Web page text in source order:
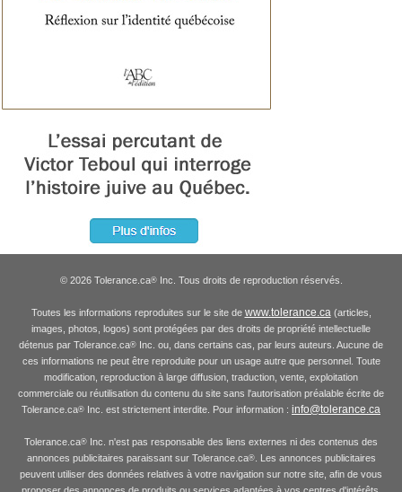
© 2026 Tolerance.ca®Inc. Tous droits de reproduction réservés.
Toutes les informations reproduites sur le site de www.tolerance.ca(articles,
images, photos, logos) sont protégées par des droits de propriété intellectuelle
détenus par Tolerance.ca® Inc. ou, dans certains cas, par leurs auteurs. Aucune de
ces informations ne peut être reproduite pour un usage autre que personnel. Toute
modification, reproduction à large diffusion, traduction, vente, exploitation
commerciale ou réutilisation du contenu du site sans l'autorisation préalable écrite de
Tolerance.ca® Inc. est strictement interdite. Pour information : info@tolerance.ca
Tolerance.ca® Inc. n'est pas responsable des liens externes ni des contenus des
annonces publicitaires paraissant sur Tolerance.ca®. Les annonces publicitaires
peuvent utiliser des données relatives à votre navigation sur notre site, afin de vous